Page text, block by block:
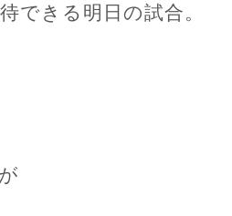
できる明日の試合。